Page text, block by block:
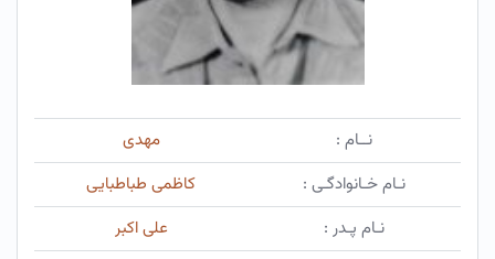
نــام :
مهدی
نـام خـانوادگـی :
کاظمی طباطبایی
نـام پـدر :
علی اکبر